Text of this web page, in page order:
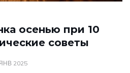
осенью при 10
советы
2025